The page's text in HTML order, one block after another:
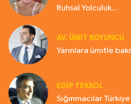
Ruhsal Yolculuk...
AV. ÜMIT KOYUNCU
Yarınlara ümitle
EDIP TEKKOL
Sığınmacılar